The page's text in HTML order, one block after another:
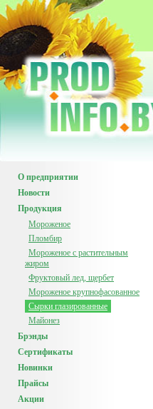
О предприятии
Новости
Продукция
Мороженое
Пломбир
Мороженое с растительным
жиром
Фруктовый лед, щербет
Мороженое крупнофасованное
Сырки глазированные
Майонез
Брэнды
Сертификаты
Новинки
Прайсы
Акции